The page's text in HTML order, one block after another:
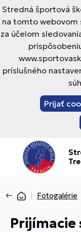
Stredná športová
na tomto webovom
za účelom
príslušného
Prijať
Fotogalérie
Prijímacie